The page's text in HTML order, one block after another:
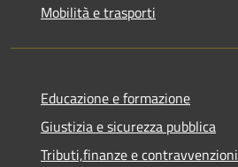
Mobilità e trasporti
Educazione e formazione
Giustizia e sicurezza pubblica
Tributi,finanze e contravvenzioni